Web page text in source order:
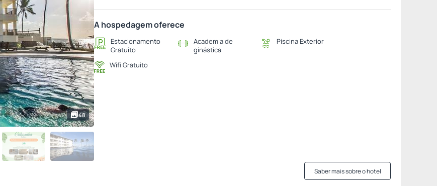
48
A hospedagem oferece
Estacionamento
Gratuito
Academia de
ginástica
Piscina Exterior
Wifi Gratuito
Saber mais sobre o hotel